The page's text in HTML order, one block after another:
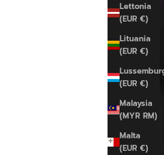
Lettonia
(EUR €)
Lituania
(EUR €)
(EUR €)
Malaysia
(MYR RM)
Malta
(EUR €)